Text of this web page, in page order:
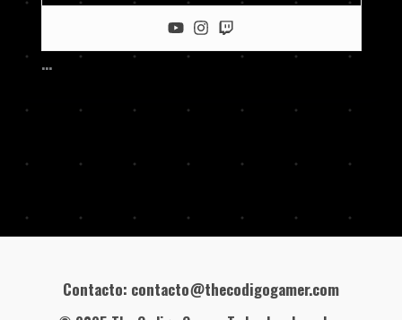
…
Contacto: contacto@thecodigogamer.com